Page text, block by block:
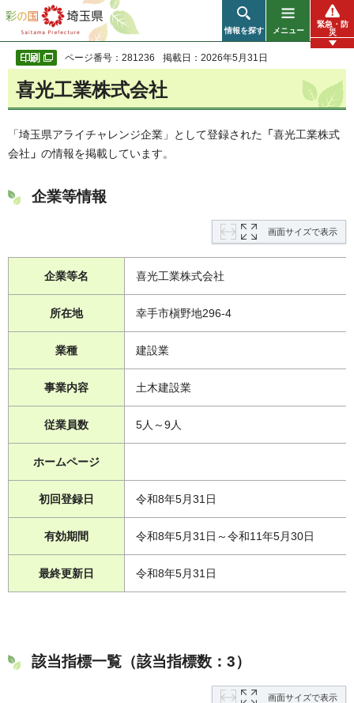
彩の国 埼玉県
情報を探す メニュー
緊急・防
災
ページ番号：281236 掲載日：2026年5月31日
喜光工業株式会社
「埼玉県アライチャレンジ企業」として登録された 「喜光工業株式
会社 」 の情報を掲載しています。
企業等情報
画面サイズで表示
企業等名 喜光工業株式会社
所在地 幸手市槇野地296-4
業種 建設業
事業内容 土木建設業
従業員数 5人～9人
ホームページ
初回登録日 令和8年5月31日
有効期間 令和8年5月31日～令和11年5月30日
最終更新日 令和8年5月31日
該当指標一覧（該当指標数：3）
画面サイズで表示